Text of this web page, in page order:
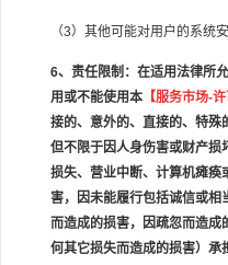
（3）其他可能对用户的系统
6、责任限制：在适用法律所
用或不能使用本 【服务市场-许
接的、意外的、直接的、特殊
但不限于因人身伤害或财产损
损失、营业中断、计算机瘫痪
害，因未能履行包括诚信或相
而造成的损害，因疏忽而造
何其它损失而造成的损害）承